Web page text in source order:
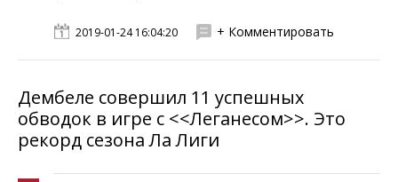
2019-01-24 16:04:20 + Комментировать
Дембеле совершил 11 успешных
обводок в игре с <<Леганесом>>. Это
рекорд сезона Ла Лиги